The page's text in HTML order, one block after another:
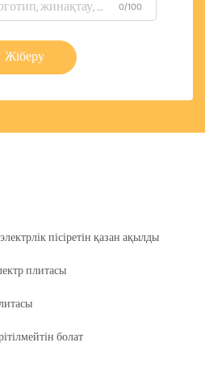
0/100
Жіберу
электрлік пісіретін қазан ақылды
плитасы
болат